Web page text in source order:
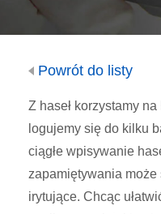
Powrót do listy
Z haseł korzystamy
logujemy się do kilku
ciągłe wpisywanie
zapamiętywania
irytujące. Chcąc